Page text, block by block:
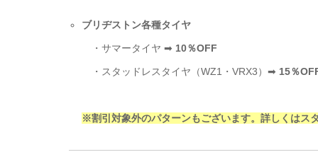
ブリヂストン各種タイヤ
・サマータイヤ ➡ 10％OFF
・スタッドレスタイヤ（WZ1・VRX3）➡ 15％
※割引対象外のパターンもございます。詳しくはス